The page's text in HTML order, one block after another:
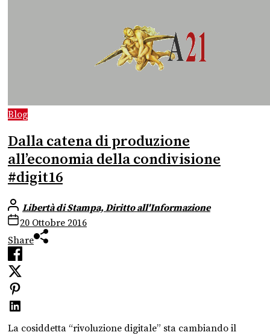
Blog
Dalla catena di produzione
all’economia della condivisione
#digit16
Libertà di Stampa, Diritto all'Informazione
20 Ottobre 2016
Share
La cosiddetta “rivoluzione digitale” sta cambiando il